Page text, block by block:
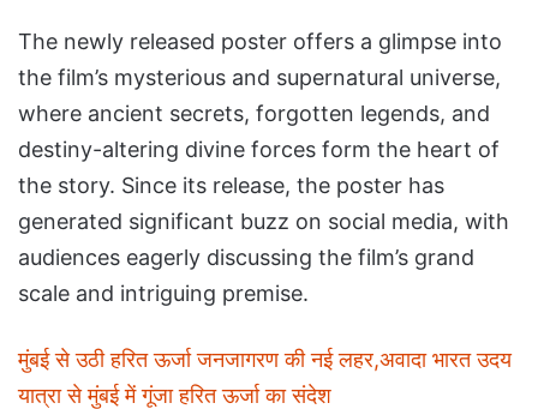
The newly released poster offers a glimpse into
the film’s mysterious and supernatural universe,
where ancient secrets, forgotten legends, and
destiny-altering divine forces form the heart of
the story. Since its release, the poster has
generated significant buzz on social media, with
audiences eagerly discussing the film’s grand
scale and intriguing premise.
मुंबई से उठी हरित ऊर्जा जनजागरण की नई लहर,अवादा भारत उदय
यात्रा से मुंबई में गूंजा हरित ऊर्जा का संदेश